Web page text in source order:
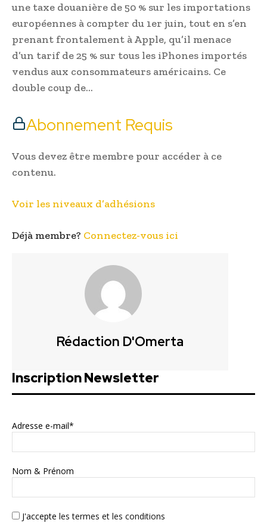
une taxe douanière de 50 % sur les importations
européennes à compter du 1er juin, tout en s’en
prenant frontalement à Apple, qu’il menace
d’un tarif de 25 % sur tous les iPhones importés
vendus aux consommateurs américains. Ce
double coup de…
Abonnement Requis
Vous devez être membre pour accéder à ce
contenu.
Voir les niveaux d’adhésions
Déjà membre? Connectez-vous ici
Rédaction D'Omerta
Inscription Newsletter
Adresse e-mail*
Nom & Prénom
J'accepte les termes et les conditions